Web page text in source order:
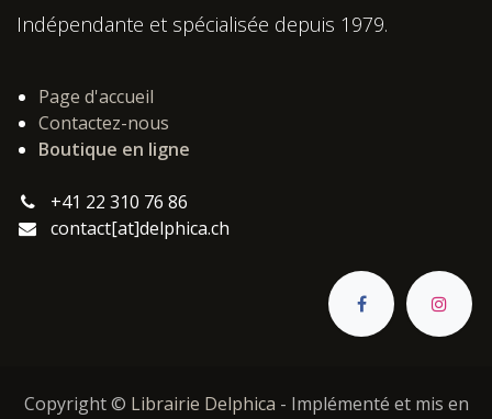
Indépendante et spécialisée depuis 1979.
Page d'accueil
Contactez-nous
Boutique en ligne
+41 22 310 76 86
contact[at]delphica.ch
Copyright © Librairie Delphica - Implémenté et mis en